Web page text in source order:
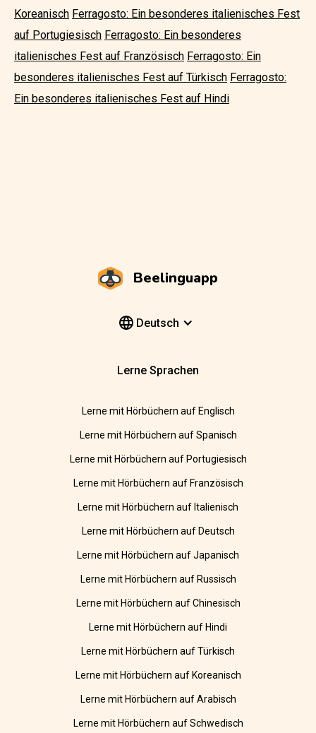
Koreanisch Ferragosto: Ein besonderes italienisches Fest
auf Portugiesisch Ferragosto: Ein besonderes
italienisches Fest auf Französisch Ferragosto: Ein
besonderes italienisches Fest auf Türkisch Ferragosto:
Ein besonderes italienisches Fest auf Hindi
Beelinguapp
Deutsch
Lerne Sprachen
Lerne mit Hörbüchern auf Englisch
Lerne mit Hörbüchern auf Spanisch
Lerne mit Hörbüchern auf Portugiesisch
Lerne mit Hörbüchern auf Französisch
Lerne mit Hörbüchern auf Italienisch
Lerne mit Hörbüchern auf Deutsch
Lerne mit Hörbüchern auf Japanisch
Lerne mit Hörbüchern auf Russisch
Lerne mit Hörbüchern auf Chinesisch
Lerne mit Hörbüchern auf Hindi
Lerne mit Hörbüchern auf Türkisch
Lerne mit Hörbüchern auf Koreanisch
Lerne mit Hörbüchern auf Arabisch
Lerne mit Hörbüchern auf Schwedisch